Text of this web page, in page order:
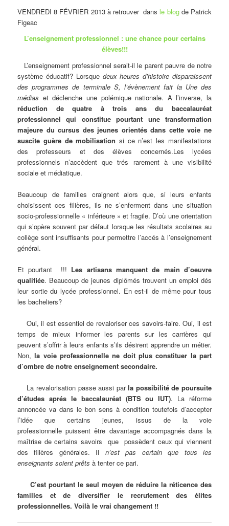
VENDREDI 8 FÉVRIER 2013 à retrouver dans le blogde Patrick
Figeac
L’enseignement professionnel : une chance pour certains
élèves!!!
L’enseignement professionnel serait-il le parent pauvre de notre
système éducatif? Lorsque deux heures d’histoire disparaissent
des programmes de terminale S, l’évènement fait la Une des
médias et déclenche une polémique nationale. A l’inverse, la
réduction de quatre à trois ans du baccalauréat
professionnel qui constitue pourtant une transformation
majeure du cursus des jeunes orientés dans cette voie ne
suscite guère de mobilisation si ce n’est les manifestations
des professeurs et des élèves concernés.Les lycées
professionnels n’accèdent que trés rarement à une visibilité
sociale et médiatique.
Beaucoup de familles craignent alors que, si leurs enfants
choisissent ces filières, ils ne s’enferment dans une situation
socio-professionnelle « inférieure » et fragile. D’où une orientation
qui s’opère souvent par défaut lorsque les résultats scolaires au
collège sont insuffisants pour permettre l’accés à l’enseignement
général.
Et pourtant !!! Les artisans manquent de main d’oeuvre
qualifiée. Beaucoup de jeunes diplômés trouvent un emploi dés
leur sortie du lycée professionnel. En est-il de même pour tous
les bacheliers?
Oui, il est essentiel de revaloriser ces savoirs-faire. Oui, il est
temps de mieux informer les parents sur les carrières qui
peuvent s’offrir à leurs enfants s’ils désirent apprendre un métier.
Non,la voie professionnelle ne doit plus constituer la part
d’ombre de notre enseignement secondaire.
La revalorisation passe aussi parla possibilité de poursuite
d’études aprés le baccalauréat (BTS ou IUT). La réforme
annoncée va dans le bon sens à condition toutefois d’accepter
l’idée que certains jeunes, issus de la voie
professionnelle puissent être davantage accompagnés dans la
maîtrise de certains savoirs que possèdent ceux qui viennent
des filières générales. Il n’est pas certain que tous les
enseignants soient prêts à tenter ce pari.
C’est pourtant le seul moyen de réduire la réticence des
familles et de diversifier le recrutement des élites
professionnelles. Voilà le vrai changement !!